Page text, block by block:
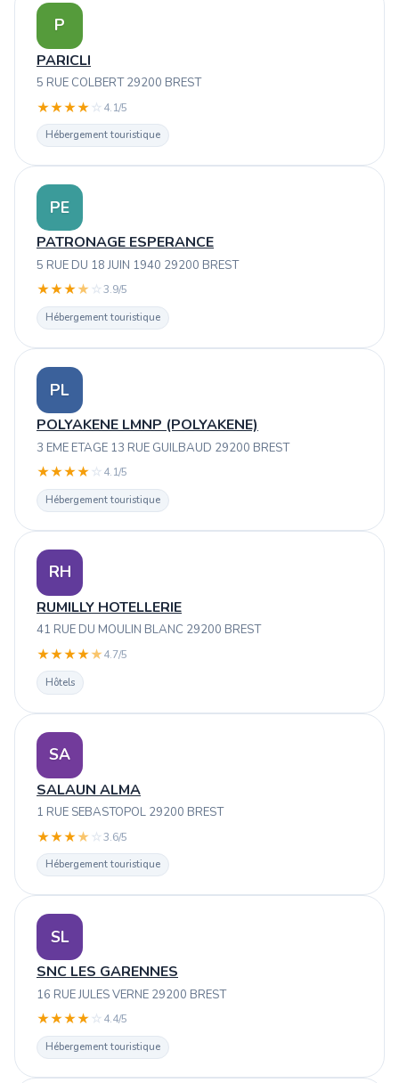
P
PARICLI
5 RUE COLBERT 29200 BREST
★★★★ ☆ 4.1/5
Hébergement touristique
PE
PATRONAGE ESPERANCE
5 RUE DU 18 JUIN 1940 29200 BREST
★★★★ ☆3.9/5
Hébergement touristique
PL
POLYAKENE LMNP (POLYAKENE)
3 EME ETAGE 13 RUE GUILBAUD 29200 BREST
★★★★ ☆ 4.1/5
Hébergement touristique
RH
RUMILLY HOTELLERIE
41 RUE DU MOULIN BLANC 29200 BREST
★★★★★4.7/5
Hôtels
SA
SALAUN ALMA
1 RUE SEBASTOPOL 29200 BREST
★★★★ ☆3.6/5
Hébergement touristique
SL
SNC LES GARENNES
16 RUE JULES VERNE 29200 BREST
★★★★ ☆ 4.4/5
Hébergement touristique